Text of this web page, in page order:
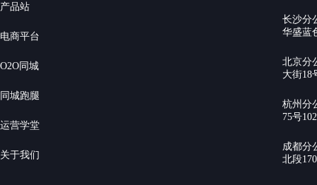
产品站
电商平台
O2O同城
同城跑腿
运营学堂
关于我们
长沙分
华盛蓝
北京分
大街18
杭州分
75号
成都分
北段